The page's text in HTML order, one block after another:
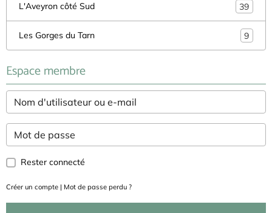
L'Aveyron côté Sud 39
Les Gorges du Tarn 9
Espace membre
Rester connecté
Créer un compte | Mot de passe perdu ?